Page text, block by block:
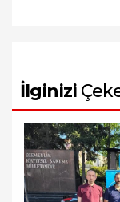
İlginizi